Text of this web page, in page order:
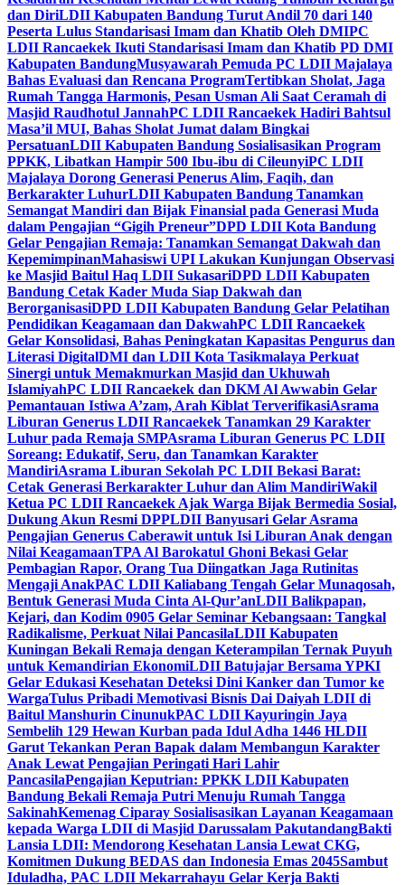
dan DiriLDII Kabupaten Bandung Turut Andil 70 dari 140
Peserta Lulus Standarisasi Imam dan Khatib Oleh DMIPC
LDII Rancaekek Ikuti Standarisasi Imam dan Khatib PD DMI
Kabupaten BandungMusyawarah Pemuda PC LDII Majalaya
Bahas Evaluasi dan Rencana ProgramTertibkan Sholat, Jaga
Rumah Tangga Harmonis, Pesan Usman Ali Saat Ceramah di
Masjid Raudhotul JannahPC LDII Rancaekek Hadiri Bahtsul
Masa’il MUI, Bahas Sholat Jumat dalam Bingkai
PersatuanLDII Kabupaten Bandung Sosialisasikan Program
PPKK, Libatkan Hampir 500 Ibu-ibu di CileunyiPC LDII
Majalaya Dorong Generasi Penerus Alim, Faqih, dan
Berkarakter LuhurLDII Kabupaten Bandung Tanamkan
Semangat Mandiri dan Bijak Finansial pada Generasi Muda
dalam Pengajian “Gigih Preneur”DPD LDII Kota Bandung
Gelar Pengajian Remaja: Tanamkan Semangat Dakwah dan
KepemimpinanMahasiswi UPI Lakukan Kunjungan Observasi
ke Masjid Baitul Haq LDII SukasariDPD LDII Kabupaten
Bandung Cetak Kader Muda Siap Dakwah dan
BerorganisasiDPD LDII Kabupaten Bandung Gelar Pelatihan
Pendidikan Keagamaan dan DakwahPC LDII Rancaekek
Gelar Konsolidasi, Bahas Peningkatan Kapasitas Pengurus dan
Literasi DigitalDMI dan LDII Kota Tasikmalaya Perkuat
Sinergi untuk Memakmurkan Masjid dan Ukhuwah
IslamiyahPC LDII Rancaekek dan DKM Al Awwabin Gelar
Pemantauan Istiwa A’zam, Arah Kiblat TerverifikasiAsrama
Liburan Generus LDII Rancaekek Tanamkan 29 Karakter
Luhur pada Remaja SMPAsrama Liburan Generus PC LDII
Soreang: Edukatif, Seru, dan Tanamkan Karakter
MandiriAsrama Liburan Sekolah PC LDII Bekasi Barat:
Cetak Generasi Berkarakter Luhur dan Alim MandiriWakil
Ketua PC LDII Rancaekek Ajak Warga Bijak Bermedia Sosial,
Dukung Akun Resmi DPPLDII Banyusari Gelar Asrama
Pengajian Generus Caberawit untuk Isi Liburan Anak dengan
Nilai KeagamaanTPA Al Barokatul Ghoni Bekasi Gelar
Pembagian Rapor, Orang Tua Diingatkan Jaga Rutinitas
Mengaji AnakPAC LDII Kaliabang Tengah Gelar Munaqosah,
Bentuk Generasi Muda Cinta Al-Qur’anLDII Balikpapan,
Kejari, dan Kodim 0905 Gelar Seminar Kebangsaan: Tangkal
Radikalisme, Perkuat Nilai PancasilaLDII Kabupaten
Kuningan Bekali Remaja dengan Keterampilan Ternak Puyuh
untuk Kemandirian EkonomiLDII Batujajar Bersama YPKI
Gelar Edukasi Kesehatan Deteksi Dini Kanker dan Tumor ke
WargaTulus Pribadi Memotivasi Bisnis Dai Daiyah LDII di
Baitul Manshurin CinunukPAC LDII Kayuringin Jaya
Sembelih 129 Hewan Kurban pada Idul Adha 1446 HLDII
Garut Tekankan Peran Bapak dalam Membangun Karakter
Anak Lewat Pengajian Peringati Hari Lahir
PancasilaPengajian Keputrian: PPKK LDII Kabupaten
Bandung Bekali Remaja Putri Menuju Rumah Tangga
SakinahKemenag Ciparay Sosialisasikan Layanan Keagamaan
kepada Warga LDII di Masjid Darussalam PakutandangBakti
Lansia LDII: Mendorong Kesehatan Lansia Lewat CKG,
Komitmen Dukung BEDAS dan Indonesia Emas 2045Sambut
Iduladha, PAC LDII Mekarrahayu Gelar Kerja Bakti